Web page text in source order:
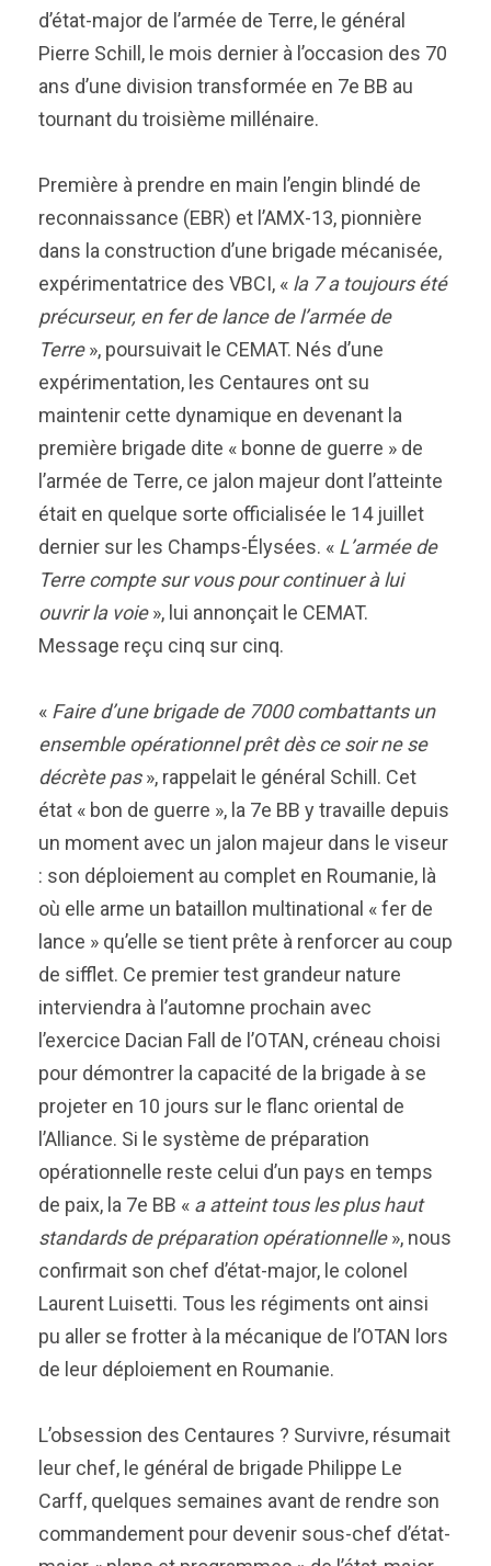
d’état-major de l’armée de Terre, le général
Pierre Schill, le mois dernier à l’occasion des 70
ans d’une division transformée en 7e BB au
tournant du troisième millénaire.
Première à prendre en main l’engin blindé de
reconnaissance (EBR) et l’AMX-13, pionnière
dans la construction d’une brigade mécanisée,
expérimentatrice des VBCI, « la 7 a toujours été
précurseur, en fer de lance de l’armée de
Terre», poursuivait le CEMAT. Nés d’une
expérimentation, les Centaures ont su
maintenir cette dynamique en devenant la
première brigade dite « bonne de guerre » de
l’armée de Terre, ce jalon majeur dont l’atteinte
était en quelque sorte officialisée le 14 juillet
dernier sur les Champs-Élysées. « L’armée de
Terre compte sur vous pour continuer à lui
ouvrir la voie», lui annonçait le CEMAT.
Message reçu cinq sur cinq.
« Faire d’une brigade de 7000 combattants un
ensemble opérationnel prêt dès ce soir ne se
décrète pas», rappelait le général Schill. Cet
état « bon de guerre », la 7e BB y travaille depuis
un moment avec un jalon majeur dans le viseur
: son déploiement au complet en Roumanie, là
où elle arme un bataillon multinational « fer de
lance » qu’elle se tient prête à renforcer au coup
de sifflet. Ce premier test grandeur nature
interviendra à l’automne prochain avec
l’exercice Dacian Fall de l’OTAN, créneau choisi
pour démontrer la capacité de la brigade à se
projeter en 10 jours sur le flanc oriental de
l’Alliance. Si le système de préparation
opérationnelle reste celui d’un pays en temps
de paix, la 7e BB « a atteint tous les plus haut
standards de préparation opérationnelle», nous
confirmait son chef d’état-major, le colonel
Laurent Luisetti. Tous les régiments ont ainsi
pu aller se frotter à la mécanique de l’OTAN lors
de leur déploiement en Roumanie.
L’obsession des Centaures ? Survivre, résumait
leur chef, le général de brigade Philippe Le
Carff, quelques semaines avant de rendre son
commandement pour devenir sous-chef d’état-